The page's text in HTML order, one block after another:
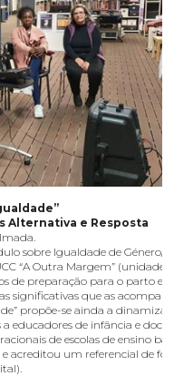
Alternativa e Resposta
sobre Igualdade de Género/
“A Outra Margem” (unidade
de preparação para o parto e
significativas que as
propõe-se ainda a dinamizar
educadores de infância e
de escolas de ensino
acreditou um referencial de